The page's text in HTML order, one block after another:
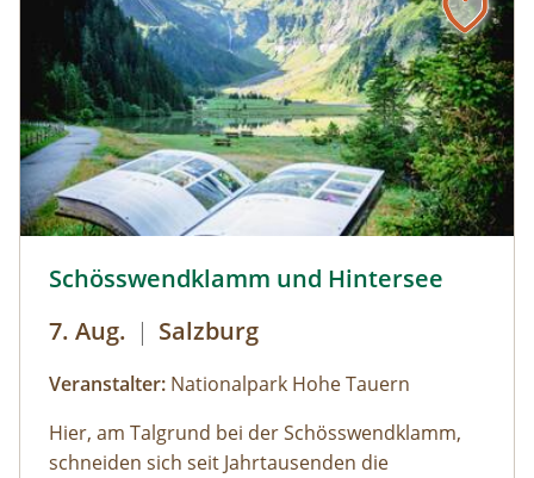
Schösswendklamm und Hintersee
7. Aug. | Salzburg
Veranstalter: Nationalpark Hohe Tauern
Hier, am Talgrund bei der Schösswendklamm,
schneiden sich seit Jahrtausenden die